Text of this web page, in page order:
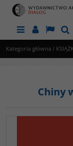
MenuPanelLang
Kategoria główna /
Chiny